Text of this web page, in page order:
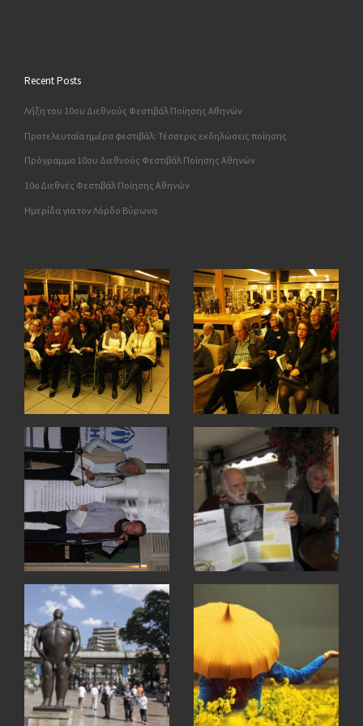
Recent Posts
Λήξη του 10ου Διεθνούς Φεστιβάλ Ποίησης Αθηνών
Προτελευταία ημέρα φεστιβάλ: Τέσσερις εκδηλώσεις ποίησης
Πρόγραμμα 10ου Διεθνούς Φεστιβάλ Ποίησης Αθηνών
10o Διεθνές Φεστιβάλ Ποίησης Αθηνών
Ημερίδα για τον Λόρδο Βύρωνα